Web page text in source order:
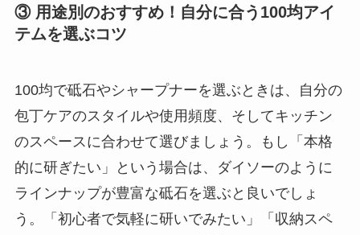
③ 用途別のおすすめ！自分に合う100均アイ
テムを選ぶコツ
100均で砥石やシャープナーを選ぶときは、自分の
包丁ケアのスタイルや使用頻度、そしてキッチン
のスペースに合わせて選びましょう。もし「本格
的に研ぎたい」という場合は、ダイソーのように
ラインナップが豊富な砥石を選ぶと良いでしょ
う。「初心者で気軽に研いでみたい」「収納スペ